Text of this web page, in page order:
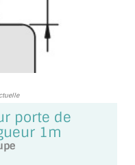
porte de
1m